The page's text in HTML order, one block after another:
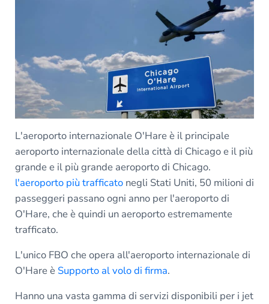
L'aeroporto internazionale O'Hare è il principale
aeroporto internazionale della città di Chicago e il più
grande e il più grande aeroporto di Chicago.
l'aeroporto più trafficatonegli Stati Uniti, 50 milioni di
passeggeri passano ogni anno per l'aeroporto di
O'Hare, che è quindi un aeroporto estremamente
trafficato.
L'unico FBO che opera all'aeroporto internazionale di
O'Hare è Supporto al volo di firma.
Hanno una vasta gamma di servizi disponibili per i jet